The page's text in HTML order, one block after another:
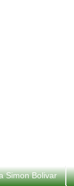
Simon Bolivar